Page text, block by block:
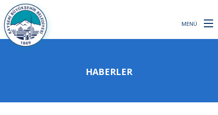
MENÜ
HABERLER